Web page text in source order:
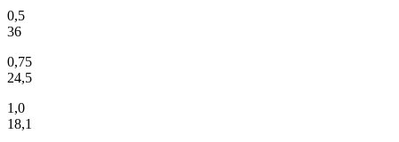
0,5
36
0,75
24,5
1,0
18,1